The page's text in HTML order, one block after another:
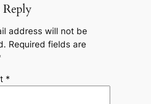
Reply
address will not be
Required fields are
*